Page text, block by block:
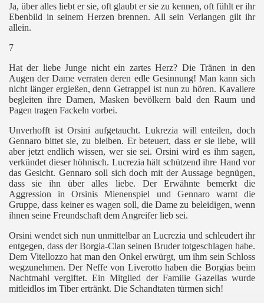
Ja, über alles liebt er sie, oft glaubt er sie zu kennen, oft fühlt er ihr
Ebenbild in seinem Herzen brennen. All sein Verlangen gilt ihr
allein.
7
Hat der liebe Junge nicht ein zartes Herz? Die Tränen in den
Augen der Dame verraten deren edle Gesinnung! Man kann sich
nicht länger ergießen, denn Getrappel ist nun zu hören. Kavaliere
begleiten ihre Damen, Masken bevölkern bald den Raum und
Pagen tragen Fackeln vorbei.
Unverhofft ist Orsini aufgetaucht. Lukrezia will enteilen, doch
Gennaro bittet sie, zu bleiben. Er beteuert, dass er sie liebe, will
aber jetzt endlich wissen, wer sie sei. Orsini wird es ihm sagen,
verkündet dieser höhnisch. Lucrezia hält schützend ihre Hand vor
das Gesicht. Gennaro soll sich doch mit der Aussage begnügen,
dass sie ihn über alles liebe. Der Erwähnte bemerkt die
Aggression in Orsinis Mienenspiel und Gennaro warnt die
Gruppe, dass keiner es wagen soll, die Dame zu beleidigen, wenn
ihnen seine Freundschaft dem Angreifer lieb sei.
Orsini wendet sich nun unmittelbar an Lucrezia und schleudert ihr
entgegen, dass der Borgia-Clan seinen Bruder totgeschlagen habe.
Dem Vitellozzo hat man den Onkel erwürgt, um ihm sein Schloss
wegzunehmen. Der Neffe von Liverotto haben die Borgias beim
Nachtmahl vergiftet. Ein Mitglied der Familie Gazellas wurde
mitleidlos im Tiber ertränkt. Die Schandtaten türmen sich!